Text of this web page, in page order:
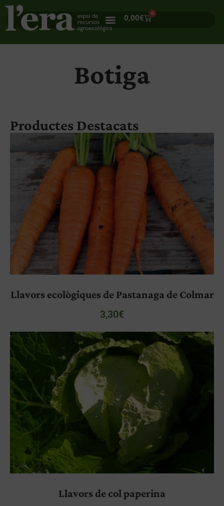
0,00€
0
Botiga
Productes Destacats
Llavors ecològiques de Pastanaga de Colmar
3,30€
Llavors de col paperina